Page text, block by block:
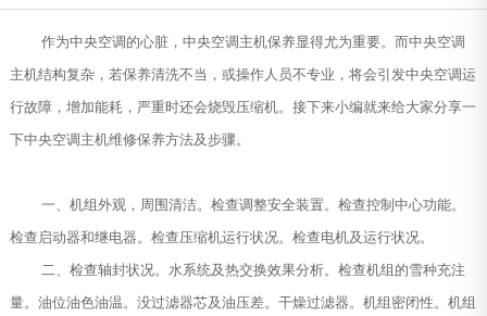
作为中央空调的心脏，中央空调主机保养显得尤为重要。而中央空调
主机结构复杂，若保养清洗不当，或操作人员不专业，将会引发中央空调运
行故障，增加能耗，严重时还会烧毁压缩机。接下来小编就来给大家分享一
下中央空调主机维修保养方法及步骤。
一、机组外观，周围清洁。检查调整安全装置。检查控制中心功能。
检查启动器和继电器。检查压缩机运行状况。检查电机及运行状况。
二、检查轴封状况。水系统及热交换效果分析。检查机组的雪种充注
量。油位油色油温。没过滤器芯及油压差。干燥过滤器。机组密闭性。机组